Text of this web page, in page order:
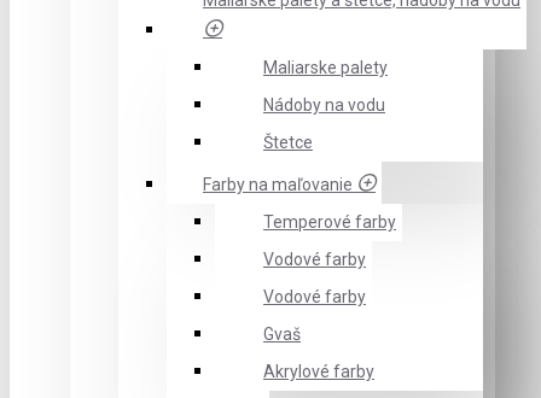
Maliarske palety
Nádoby na vodu
Štetce
Farby na maľovanie
Temperové farby
Vodové farby
Vodové farby
Gvaš
Akrylové farby